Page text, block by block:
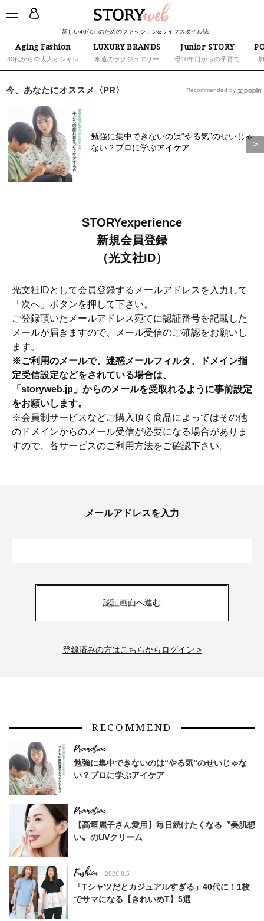
「新しい40代」のためのファッション&ライフスタイル誌
Aging Fashion
40代からの大人オシャレ
LUXURY BRANDS
永遠のラグジュアリー
Junior STORY
母10年目からの子育て
今、あなたにオススメ〈PR〉
勉強に集中できないのは“やる気”のせいじゃ
ない？プロに学ぶアイケア
Recommended by
STORYexperience
新規会員登録
（光文社ID）
光文社IDとして会員登録するメールアドレスを入力して
「次へ」ボタンを押して下さい。
ご登録頂いたメールアドレス宛てに認証番号を記載した
メールが届きますので、メール受信のご確認をお願いし
ます。
※ご利用のメールで、迷惑メールフィルタ、ドメイン指
定受信設定などをされている場合は、
「storyweb.jp」からのメールを受取れるように事前設定
をお願いします。
※会員制サービスなどご購入頂く商品によってはその他
のドメインからのメール受信が必要になる場合がありま
すので、各サービスのご利用方法をご確認下さい。
メールアドレスを入力
認証画面へ進む
登録済みの方はこちらからログイン >
RECOMMEND
勉強に集中できないのは“やる気”のせいじゃな
い？プロに学ぶアイケア
【高垣麗子さん愛用】毎日続けたくなる〝美肌想
い〟のUVクリーム
Fashion 2026.8.5
「Tシャツだとカジュアルすぎる」40代に！1枚
でサマになる【きれいめT】5選